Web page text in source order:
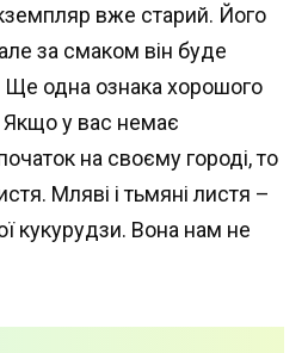
вже старий. Його
за смаком він буде
Ще одна ознака хорошого
Якщо у вас немає
на своєму городі, то
Мляві і тьмяні листя –
кукурудзи. Вона нам не